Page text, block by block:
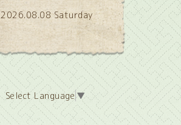
2026.08.08 Saturday
Select Language ▼